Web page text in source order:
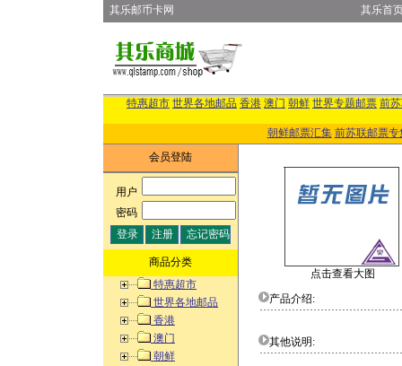
其乐邮币卡网 其乐首
特惠超市 世界各地邮品 香港 澳门 朝鲜 世界专题邮票 前
朝鲜邮票汇集 前苏联邮票专
会员登陆
用户:
密码:
商品分类
特惠超市
世界各地邮品
香港
澳门
朝鲜
点击查看大图
产品介绍:
其他说明: